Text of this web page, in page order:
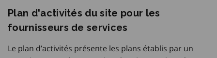
Plan d'activités du site pour les
fournisseurs de services
Le plan d’activités présente les plans établis par un